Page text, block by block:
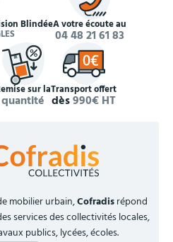
BlindéeÀ votre écoute au
04 48 21 61 83
sur la
quantité
Transport offert
dès990€ HT
mobilier urbain,Cofradisrépond
services des collectivités locales,
publics, lycées, écoles.